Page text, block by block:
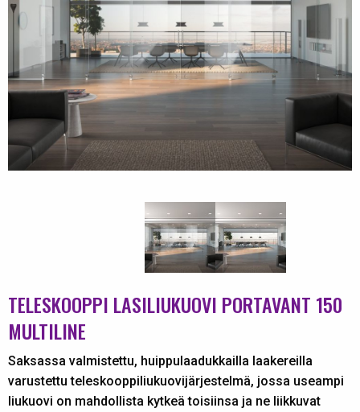
TELESKOOPPI LASILIUKUOVI PORTAVANT 150
MULTILINE
Saksassa valmistettu, huippulaadukkailla laakereilla
varustettu teleskooppiliukuovijärjestelmä, jossa useampi
liukuovi on mahdollista kytkeä toisiinsa ja ne liikkuvat